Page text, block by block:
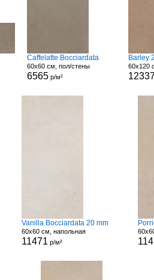
Caffelatte Bocciardata
60x60 см, пол/стены
6565р/м²
Barley
60x120
Vanilla Bocciardata 20 mm
60x60 см, напольная
11471 р/м²